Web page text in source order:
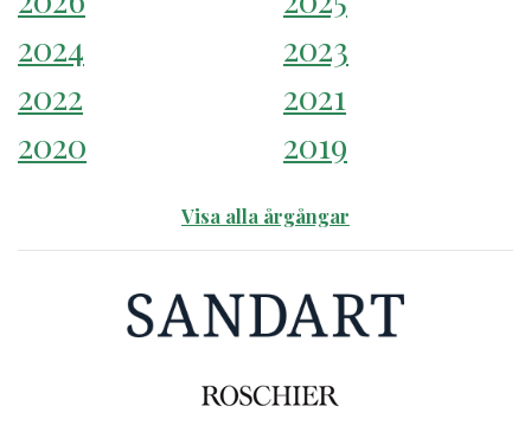
2024
2023
2022
2021
2020
2019
Visa alla årgångar